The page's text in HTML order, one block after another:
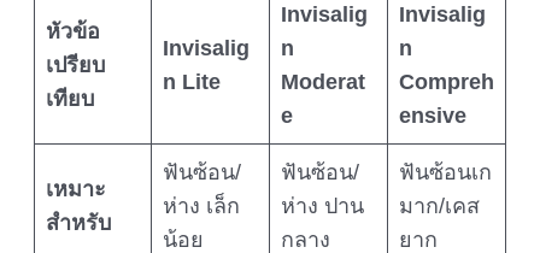
หัวข้อ
เปรียบ
เทียบ
Invisalig
n Lite
Invisalig
n
Moderat
e
Invisalig
n
Compreh
ensive
เหมาะ
สำหรับ
ฟันซ้อน/
ห่าง เล็ก
น้อย
ฟันซ้อน/
ห่าง ปาน
กลาง
ฟันซ้อนเก
มาก/เคส
ยาก